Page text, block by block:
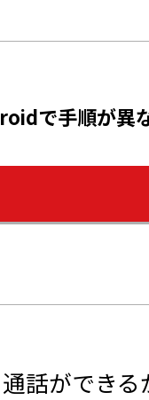
で手順が異
話ができ